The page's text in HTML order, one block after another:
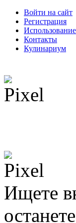
Войти на сайт
Регистрация
Контакты
Кулинариум
Ищете